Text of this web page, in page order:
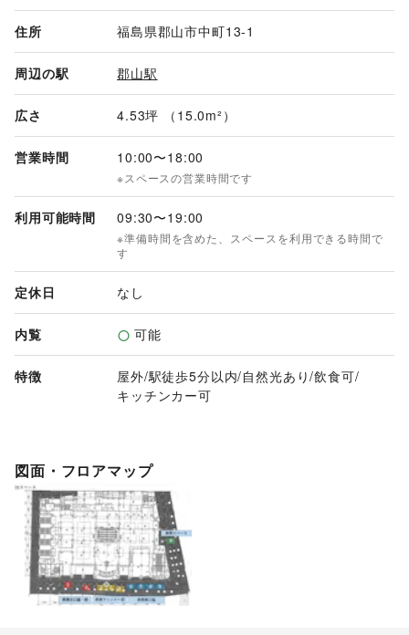
住所 福島県郡山市中町13-1
周辺の駅 郡山駅
広さ 4.53坪 （15.0m²）
営業時間 10:00〜18:00
※スペースの営業時間です
利用可能時間 09:30〜19:00
※準備時間を含めた、スペースを利用できる時間で
す
定休日 なし
内覧 可能
特徴 屋外/駅徒歩5分以内/自然光あり/飲食可/
キッチンカー可
図面・フロアマップ